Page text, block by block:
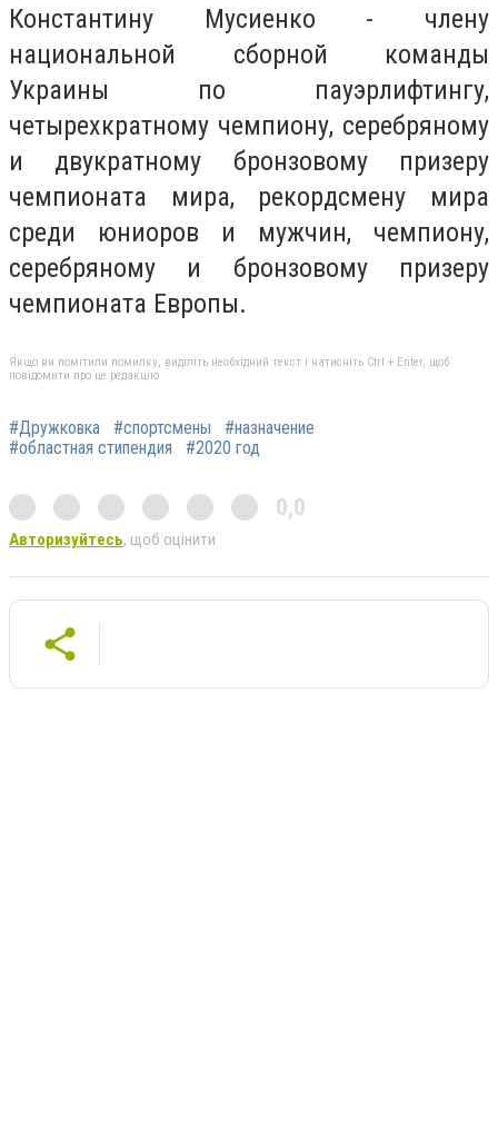
Константину Мусиенко - члену
национальной сборной команды
Украины по пауэрлифтингу,
четырехкратному чемпиону, серебряному
и двукратному бронзовому призеру
чемпионата мира, рекордсмену мира
среди юниоров и мужчин, чемпиону,
серебряному и бронзовому призеру
чемпионата Европы.
Якщо ви помітили помилку, виділіть необхідний текст і натисніть Ctrl + Enter, щоб
повідомити про це редакцію
#Дружковка #спортсмены
#назначение
#областная стипендия
#2020 год
0,0
Авторизуйтесь, щоб оцінити